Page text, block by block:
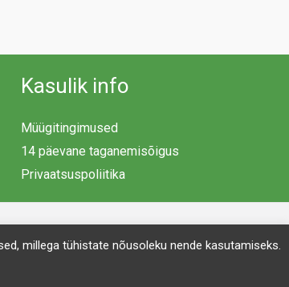
Kasulik info
Müügitingimused
14 päevane taganemisõigus
Privaatsuspoliitika
millega tühistate nõusoleku nende kasutamiseks.